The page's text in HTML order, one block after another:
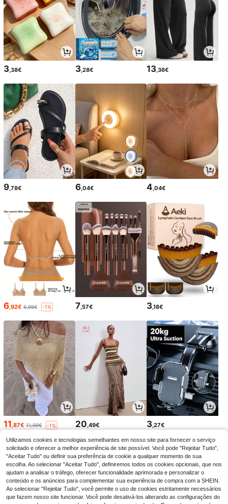
3,38€ 3,28€ 13,36€
9,78€ 6,04€ 4,04€
6 ,92€ 6,99€ -1% 7 ,57€ 3,18€
11,87€ 11,99€ -1% 20 ,49€ 3 ,27€
Utilizamos cookies e tecnologias semelhantes em nosso site para fornecer o serviço
solicitado e oferecer a melhor experiência de site possível. Você pode "Rejeitar Tudo",
"Aceitar Tudo" ou definir sua preferência de cookie a qualquer momento de sua
escolha. Ao selecionar "Aceitar Tudo", definiremos todos os cookies opcionais, que nos
ajudam a analisar o tráfego, oferecer funcionalidade aprimorada e personalizar o
conteúdo e os anúncios para complementar sua experiência de compra com a SHEIN.
Ao selecionar "Rejeitar Tudo", você permite o uso de cookies estritamente necessários
que fazem nosso site funcionar. Você pode desativá-los alterando as configurações do